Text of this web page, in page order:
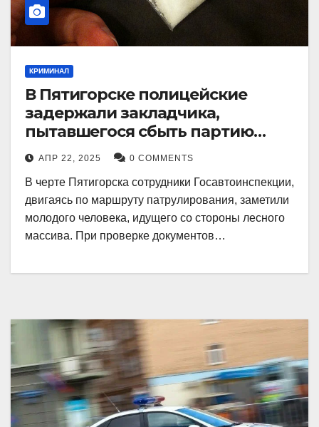
КРИМИНАЛ
В Пятигорске полицейские
задержали закладчика,
пытавшегося сбыть партию
синтетического наркотика
АПР 22, 2025 0 COMMENTS
В черте Пятигорска сотрудники Госавтоинспекции,
двигаясь по маршруту патрулирования, заметили
молодого человека, идущего со стороны лесного
массива. При проверке документов…